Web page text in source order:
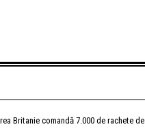
Britanie comandă 7.000 de rachete